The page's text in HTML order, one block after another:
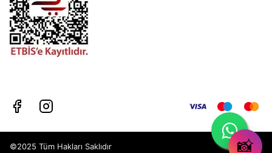
©2025 Tüm Hakları Saklıdır 📸